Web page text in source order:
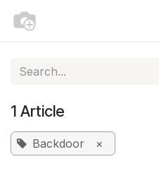
1 Article
Backdoor ×